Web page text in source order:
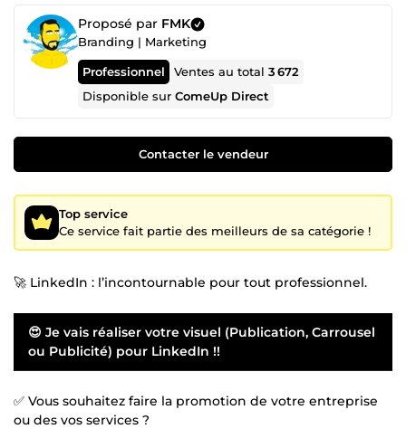
Proposé par FMK
Branding | Marketing
Professionnel Ventes au total3 672
Disponible surComeUp Direct
Contacter le vendeur
Top service
Ce service fait partie des meilleurs de sa catégorie !
🚀 LinkedIn : l’incontournable pour tout professionnel.
😍 Je vais réaliser votre visuel (Publication, Carrousel
ou Publicité) pour LinkedIn !!
✅ Vous souhaitez faire la promotion de votre entreprise
ou des vos services ?